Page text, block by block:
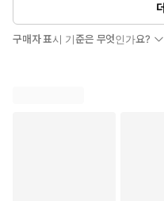
구매자 표시 기준은 무엇인가요?